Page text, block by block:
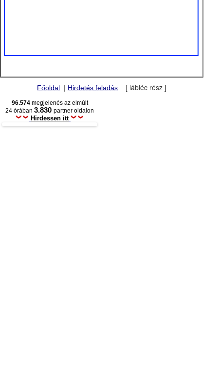
Főoldal | Hirdetés feladás [ lábléc rész ]
96.574megjelenés az elmúlt
24 órában 3.830 partner oldalon
Hirdessen itt